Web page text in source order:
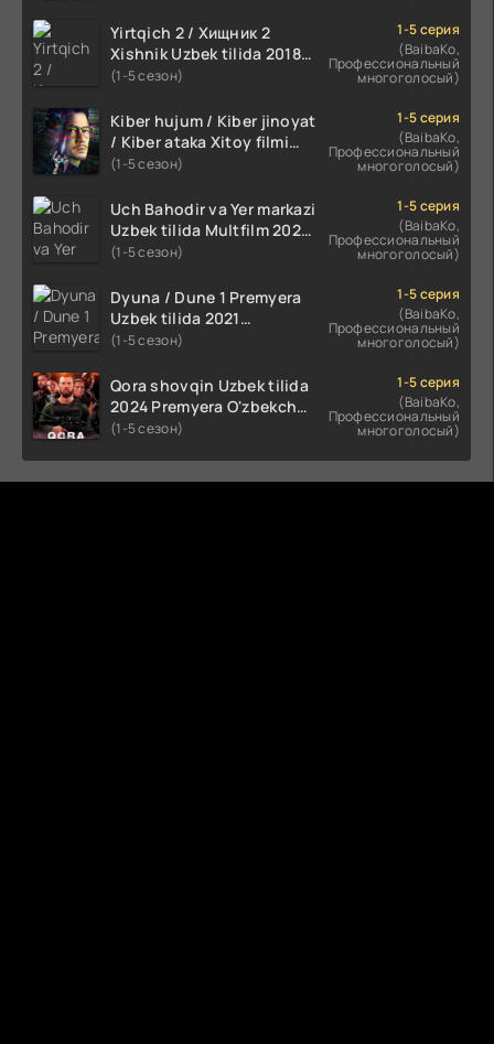
Yirtqich 2 / Хищник 2
Xishnik Uzbek tilida 2018-
2024 O'zbekcha tarjima
(1-5 сезон)
1-5 серия
(BaibaKo,
Профессиональный
многоголосый)
Kiber hujum / Kiber jinoyat
/ Kiber ataka Xitoy filmi
Uzbek tilida O'zbekcha
HD skachat
(1-5 сезон)
1-5 серия
(BaibaKo,
Профессиональный
многоголосый)
Uch Bahodir va Yer markazi
Uzbek tilida Multfilm 2025
tarjima HD skachat
(1-5 сезон)
1-5 серия
(BaibaKo,
Профессиональный
многоголосый)
Dyuna / Dune 1 Premyera
Uzbek tilida 2021
O'zbekcha tarjima kino HD
(1-5 сезон)
1-5 серия
(BaibaKo,
Профессиональный
многоголосый)
Qora shovqin Uzbek tilida
2024 Premyera O'zbekcha
tarjima kino HD skachat
(1-5 сезон)
1-5 серия
(BaibaKo,
Профессиональный
многоголосый)